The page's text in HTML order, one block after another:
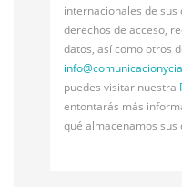
internacionales de sus
derechos de acceso,
datos, así como otros
info@
puedes visitar nuestra
entontarás más
qué almacenamos sus